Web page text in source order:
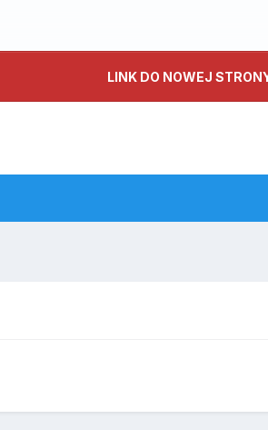
LINK DO NOWEJ